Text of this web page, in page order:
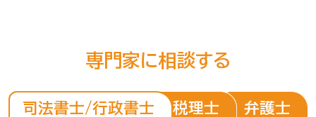
専門家に相談する
司法書士/行政書士 税理士 弁護士